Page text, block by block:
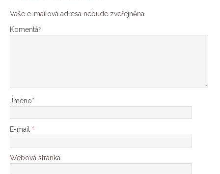
Vaše e-mailová adresa nebude zveřejněna.
Komentář
Jméno*
E-mail *
Webová stránka